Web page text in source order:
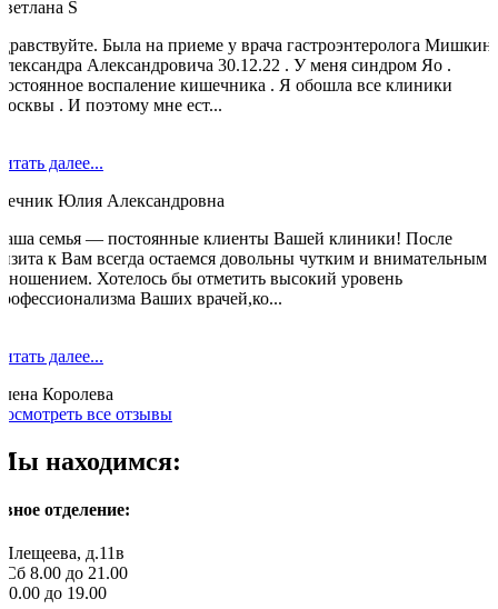
S
Была на приеме у врача гастроэнтеролога
Александровича 30.12.22 . У меня синдром Яо .
воспаление кишечника . Я обошла все клиники
. И поэтому мне ест...
далее...
Юлия Александровна
семья — постоянные клиенты Вашей клиники! После
к Вам всегда остаемся довольны чутким и внимательным
Хотелось бы отметить высокий уровень
Ваших врачей,ко...
далее...
Королева
все отзывы
находимся:
отделение:
д.11в
8.00 до 21.00
до 19.00